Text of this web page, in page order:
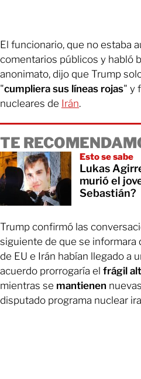
El funcionario, que no estaba
comentarios públicos y habló
anonimato, dijo que Trump
"cumpliera sus líneas rojas" y
nucleares de Irán.
TE
Esto se sabe
Lukas
murió el
Sebastián?
Trump confirmó las
siguiente de que se informara
de EU e Irán habían llegado a
acuerdo prorrogaría el frágil
mientras se mantienen nuevas
disputado programa nuclear